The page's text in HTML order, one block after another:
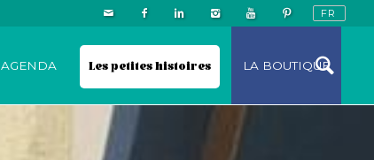
AGENDA Les petites histoires LA BOUTIQUE